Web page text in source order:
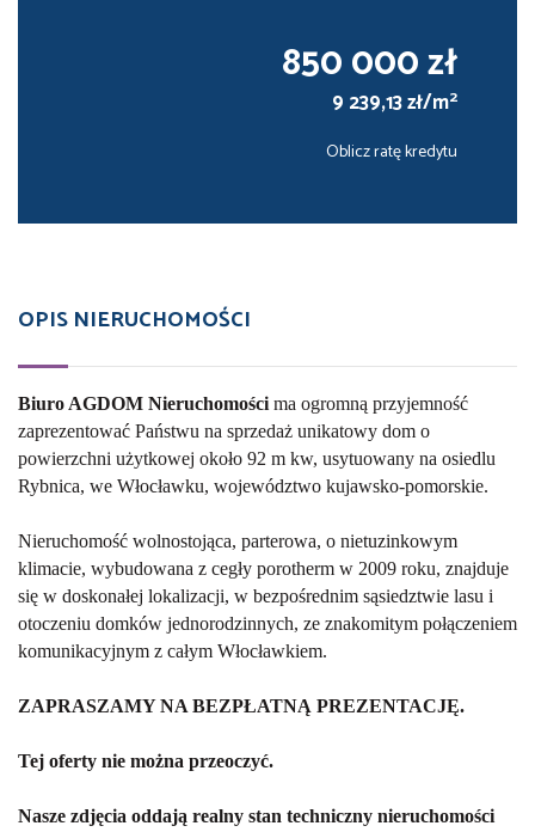
850 000 zł
9 239,13 zł/m2
Oblicz ratę kredytu
OPIS NIERUCHOMOŚCI
Biuro AGDOM Nieruchomości ma ogromną przyjemność
zaprezentować Państwu na sprzedaż unikatowy dom o
powierzchni użytkowej około 92 m kw, usytuowany na osiedlu
Rybnica, we Włocławku, województwo kujawsko-pomorskie.
Nieruchomość wolnostojąca, parterowa, o nietuzinkowym
klimacie, wybudowana z cegły porotherm w 2009 roku, znajduje
się w doskonałej lokalizacji, w bezpośrednim sąsiedztwie lasu i
otoczeniu domków jednorodzinnych, ze znakomitym połączeniem
komunikacyjnym z całym Włocławkiem.
ZAPRASZAMY NA BEZPŁATNĄ PREZENTACJĘ.
Tej oferty nie można przeoczyć.
Nasze zdjęcia oddają realny stan techniczny nieruchomości